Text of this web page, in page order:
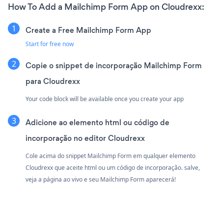
How To Add a Mailchimp Form App on Cloudrexx:
Create a Free Mailchimp Form App
Start for free now
Copie o snippet de incorporação Mailchimp Form
para Cloudrexx
Your code block will be available once you create your app
Adicione ao elemento html ou código de
incorporação no editor Cloudrexx
Cole acima do snippet Mailchimp Form em qualquer elemento
Cloudrexx que aceite html ou um código de incorporação. salve,
veja a página ao vivo e seu Mailchimp Form aparecerá!